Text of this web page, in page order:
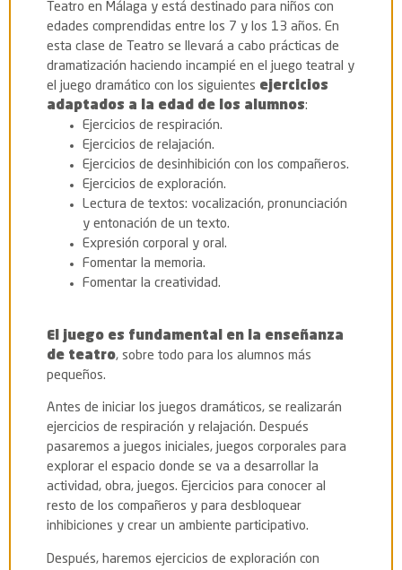
Teatro en Málaga y está destinado para niños con
edades comprendidas entre los 7 y los 13 años. En
esta clase de Teatro se llevará a cabo prácticas de
dramatización haciendo incampié en el juego teatral y
el juego dramático con los siguientes ejercicios
adaptados a la edad de los alumnos:
Ejercicios de respiración.
Ejercicios de relajación.
Ejercicios de desinhibición con los compañeros.
Ejercicios de exploración.
Lectura de textos: vocalización, pronunciación
y entonación de un texto.
Expresión corporal y oral.
Fomentar la memoria.
Fomentar la creatividad.
El juego es fundamental en la enseñanza
de teatro, sobre todo para los alumnos más
pequeños.
Antes de iniciar los juegos dramáticos, se realizarán
ejercicios de respiración y relajación. Después
pasaremos a juegos iniciales, juegos corporales para
explorar el espacio donde se va a desarrollar la
actividad, obra, juegos. Ejercicios para conocer al
resto de los compañeros y para desbloquear
inhibiciones y crear un ambiente participativo.
Después, haremos ejercicios de exploración con